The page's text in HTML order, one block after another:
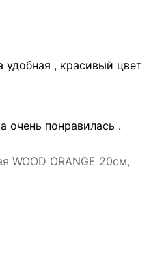
удобная , красивый цвет
очень понравилась .
WOOD ORANGE 20см,